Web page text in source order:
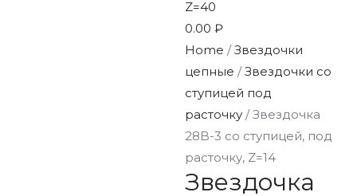
Z=40
0.00₽
Home /Звездочки
цепные /Звездочки со
ступицей под
расточку / Звездочка
28B-3 со ступицей, под
расточку, Z=14
Звездочка